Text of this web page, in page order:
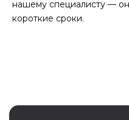
нашему специалисту —
короткие сроки.